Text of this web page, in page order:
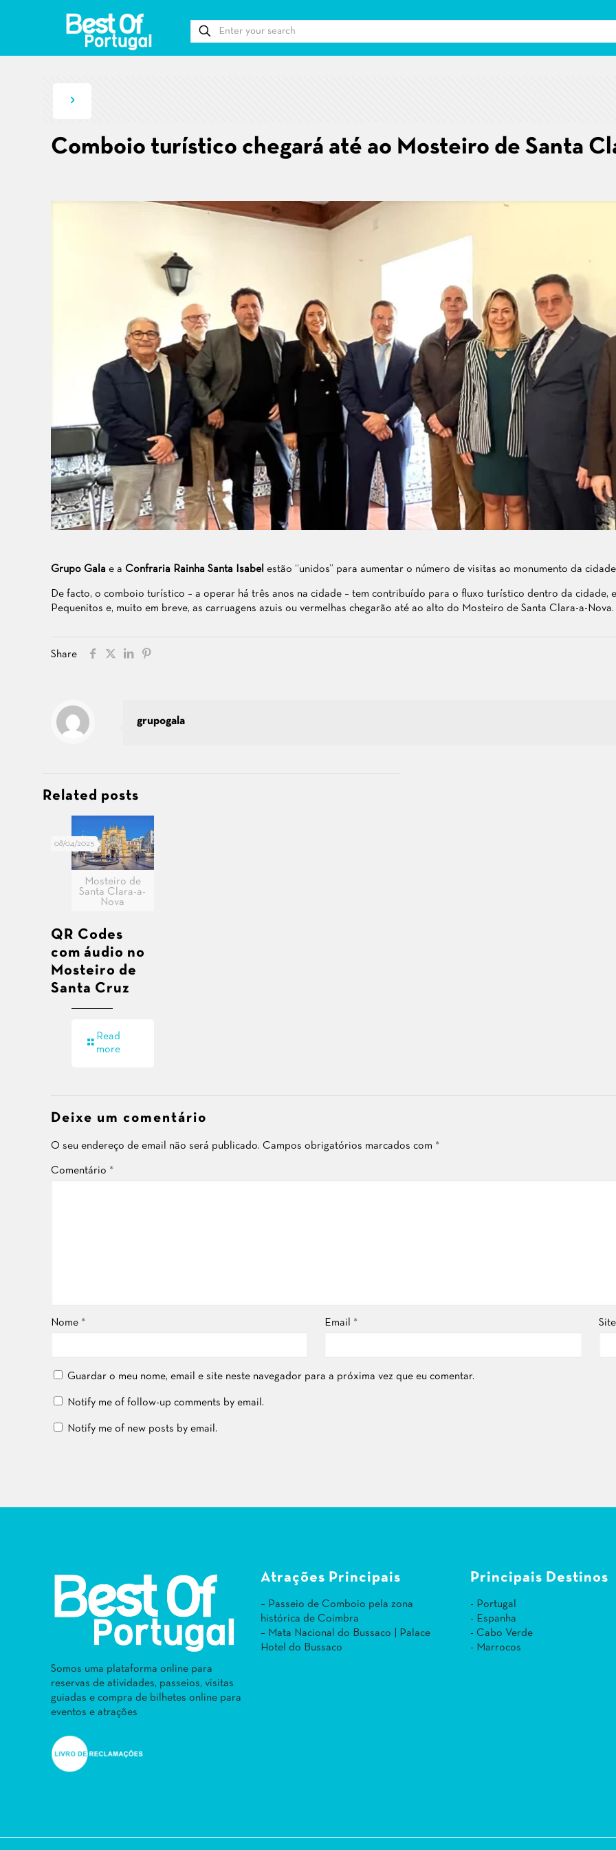
Comboio turístico chegará até ao Mosteiro de Santa
Grupo Gala e a Confraria Rainha Santa Isabel estão “unidos” para aumentar o número de visitas ao monumento da
De facto, o comboio turístico – a operar há três anos na cidade – tem contribuído para o fluxo turístico dentro da
Pequenitos e, muito em breve, as carruagens azuis ou vermelhas chegarão até ao alto do Mosteiro de Santa Clara-a-Nova.
Share
grupogala
Related posts
Mosteiro de
Santa Clara-a-
Nova
08/04/2025
QR Codes
com áudio no
Mosteiro de
Santa Cruz
Read
more
Deixe um comentário
O seu endereço de email não será publicado. Campos obrigatórios marcados com *
Comentário *
Nome * Email * Site
Guardar o meu nome, email e site neste navegador para a próxima vez que eu comentar.
Notify me of follow-up comments by email.
Notify me of new posts by email.
Somos uma plataforma online para
reservas de atividades, passeios, visitas
guiadas e compra de bilhetes online para
eventos e atrações
Atrações Principais
– Passeio de Comboio pela zona
histórica de Coimbra
– Mata Nacional do Bussaco | Palace
Hotel do Bussaco
Principais Destinos
- Portugal
- Espanha
- Cabo Verde
- Marrocos